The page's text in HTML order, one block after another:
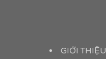
GIỚI THIỆU